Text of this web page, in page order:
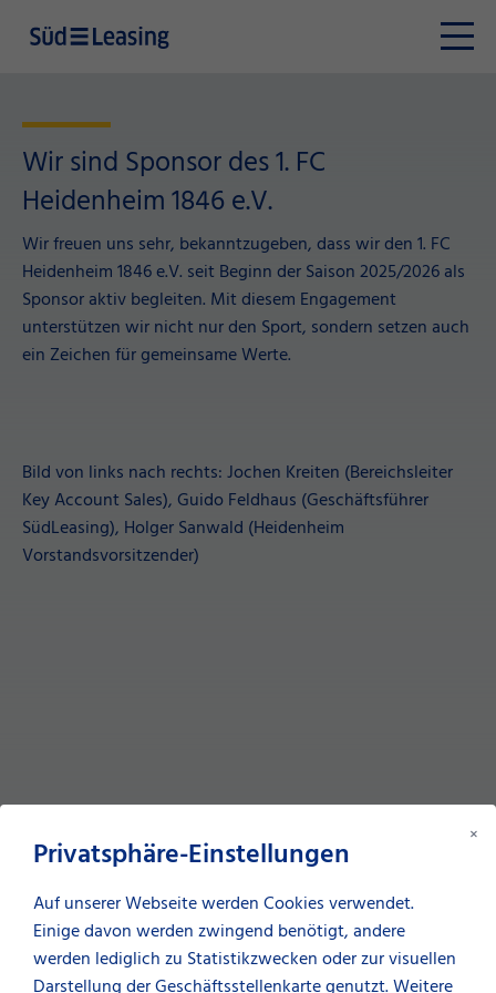
×
Privatsphäre-Einstellungen
Auf unserer Webseite werden Cookies verwendet.
Einige davon werden zwingend benötigt, andere
werden lediglich zu Statistikzwecken oder zur visuellen
Darstellung der Geschäftsstellenkarte genutzt. Weitere
Wir sind Sponsor des 1. FC
Heidenheim 1846 e.V.
Wir freuen uns sehr, bekanntzugeben, dass wir den 1. FC
Heidenheim 1846 e.V. seit Beginn der Saison 2025/2026 als
Sponsor aktiv begleiten. Mit diesem Engagement
unterstützen wir nicht nur den Sport, sondern setzen auch
ein Zeichen für gemeinsame Werte.
Bild von links nach rechts: Jochen Kreiten (Bereichsleiter
Key Account Sales), Guido Feldhaus (Geschäftsführer
SüdLeasing), Holger Sanwald (Heidenheim
Vorstandsvorsitzender)
Geschäftsführer Guido Feldhaus bringt es auf den Punkt:
Erfolg entsteht, wenn Menschen mit denselben
Überzeugungen zusammenarbeiten. In dieser Partnerschaft
spüren wir genau das: Wir teilen Teamgeist, Leidenschaft
und den festen Glauben daran, dass man mit
Einsatzbereitschaft und Zusammenhalt gemeinsam Großes